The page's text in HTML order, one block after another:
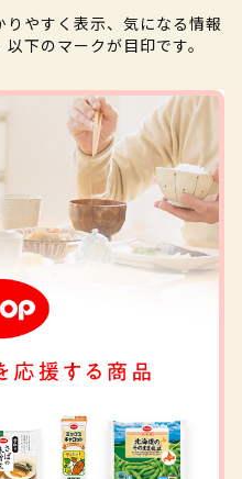
やすく表示、気になる情報
下のマークが目印です。